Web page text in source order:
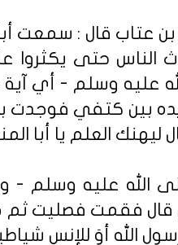
عتاب قال : سمعت
الناس حتى يكثروا
عليه وسلم - أي
بين كتفي فوجدت
العلم يا أبا
الله عليه وسلم
فقمت فصليت ثم
الله أوَ للإنس